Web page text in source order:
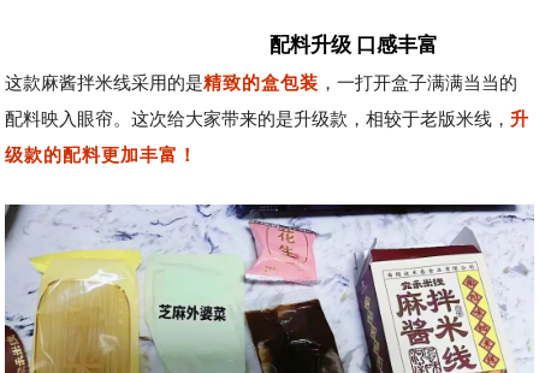
配料升级 口感丰富
这款麻酱拌米线采用的是精致的盒包装 ，一打开盒子满满当当的
配料映入眼帘。这次给大家带来的是升级款，相较于老版米线，升
级款的配料更加丰富！